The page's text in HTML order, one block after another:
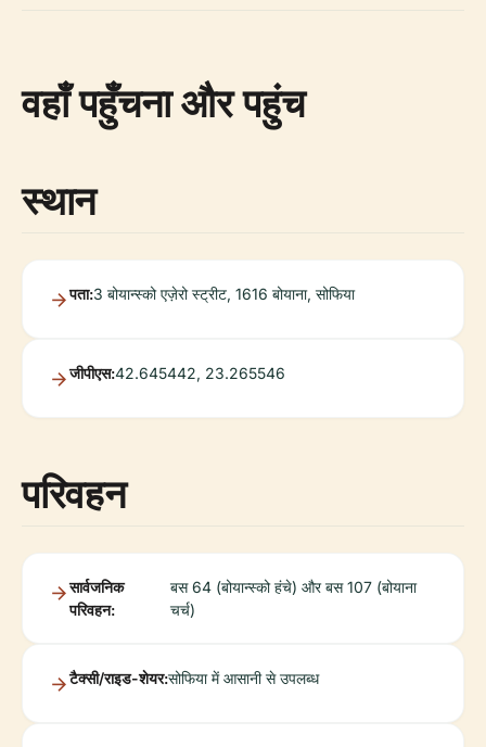
वहाँ पहुँचना और पहुंच
स्थान
पता:3 बोयान्स्को एज़ेरो स्ट्रीट, 1616 बोयाना, सोफिया
जीपीएस:42.645442, 23.265546
परिवहन
सार्वजनिक
परिवहन:
बस 64 (बोयान्स्को हंचे) और बस 107 (बोयाना
चर्च)
टैक्सी/राइड-शेयर:सोफिया में आसानी से उपलब्ध